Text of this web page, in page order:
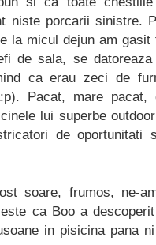
niste porcarii sinistre.
la micul dejun am
de sala, se
ca erau zeci de
Pacat, mare
lui superbe
de oportunitati
soare, frumos, ne-
ca Boo a
in pisicina pana